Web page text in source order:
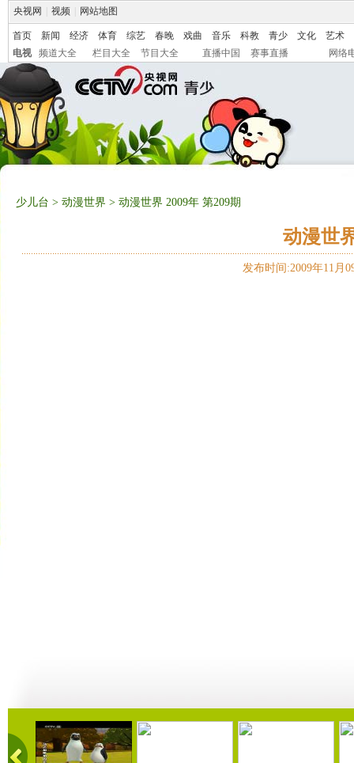
央视网 视频 网站地图
首页 新闻 经济 体育 综艺 春晚 戏曲 音乐 科教 青少 文化
艺术
电视
频道大全 栏目大全 节目大全 直播中国 赛事直播 网络
少儿台 > 动漫世界 > 动漫世界 2009年 第209期
动漫世
发布时间:2009年11月
11:10 10:17 09:13